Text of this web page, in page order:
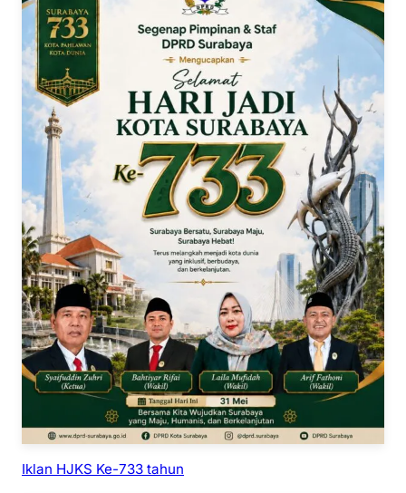
Iklan HJKS Ke-733 tahun